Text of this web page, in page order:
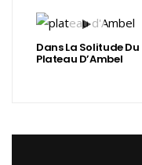
Dans La Solitude Du
Plateau D’Ambel